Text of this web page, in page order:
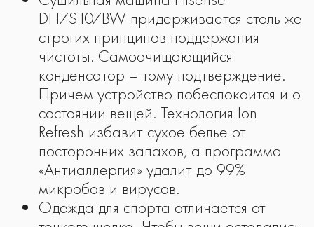
DH7S107BW придерживается столь же
строгих принципов поддержания
чистоты. Самоочищающийся
конденсатор – тому подтверждение.
Причем устройство побеспокоится и о
состоянии вещей. Технология Ion
Refresh избавит сухое белье от
посторонних запахов, а программа
«Антиаллергия» удалит до 99%
микробов и вирусов.
Одежда для спорта отличается от